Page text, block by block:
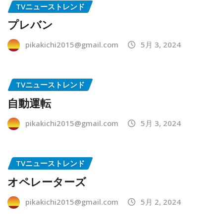
TVニューストレンド
プレバン
pikakichi2015@gmail.com 5月 3, 2024
TVニューストレンド
自動運転
pikakichi2015@gmail.com 5月 3, 2024
TVニューストレンド
オペレーターズ
pikakichi2015@gmail.com 5月 2, 2024